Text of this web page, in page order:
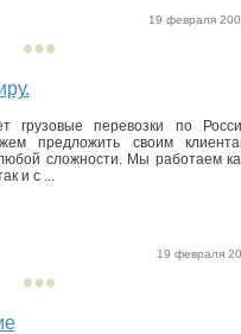
19 февраля
грузовые перевозки по
предложить своим
сложности. Мы работаем
и с ...
19 февраля